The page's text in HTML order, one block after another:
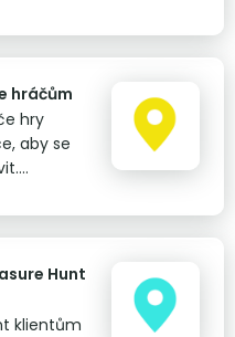
a spustit
Plně
týmem.
hráčům
hry
aby se
Hunt
klientům